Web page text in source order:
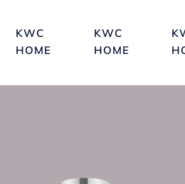
KWC
HOME
KWC
HOME